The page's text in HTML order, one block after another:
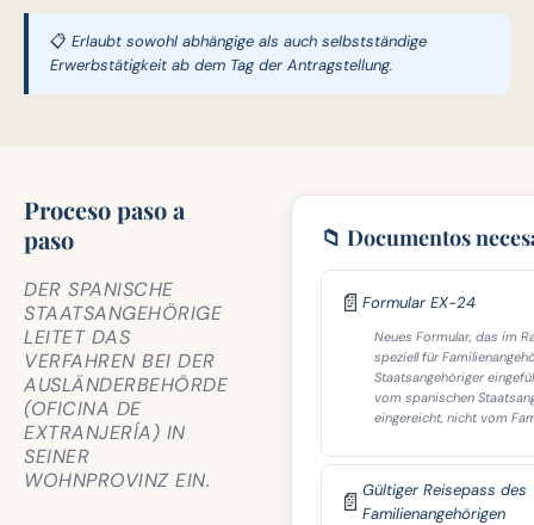
📋 Erlaubt sowohl abhängige als auch selbstständige
Erwerbstätigkeit ab dem Tag der Antragstellung.
Proceso paso a
paso
DER SPANISCHE
STAATSANGEHÖRIGE
LEITET DAS
VERFAHREN BEI DER
AUSLÄNDERBEHÖRDE
(OFICINA DE
EXTRANJERÍA) IN
SEINER
WOHNPROVINZ EIN.
📁 Documentos
📄 Formular EX-24
Neues Formular, das im
speziell für
Staatsangehöriger
vom spanischen
eingereicht, nicht vom
📄 Gültiger Reisepass des
Familienangehörigen